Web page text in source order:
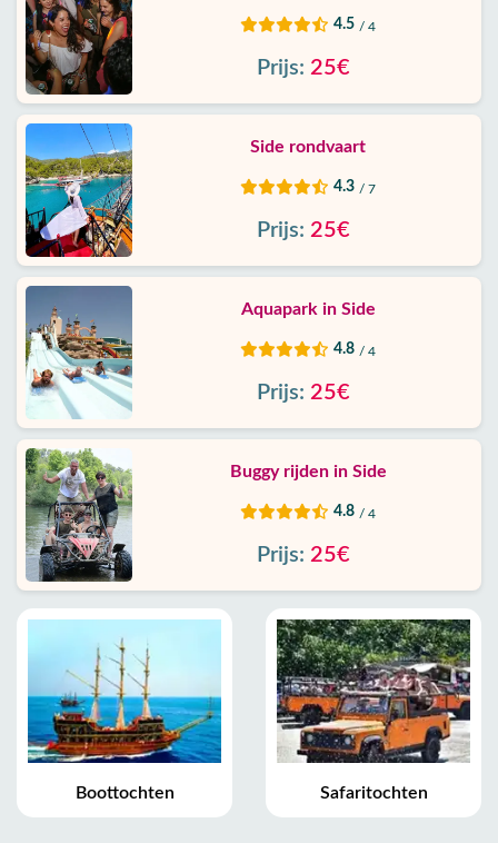
4.5 / 4
Prijs: 25€
Side rondvaart
4.3 / 7
Prijs: 25€
Aquapark in Side
4.8 / 4
Prijs: 25€
Buggy rijden in Side
4.8 / 4
Prijs: 25€
Boottochten Safaritochten